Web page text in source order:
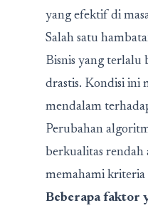
yang efektif di
Salah satu
Bisnis yang terlalu
drastis. Kondisi ini
mendalam
Perubahan
berkualitas
memahami kriteria
Beberapa faktor